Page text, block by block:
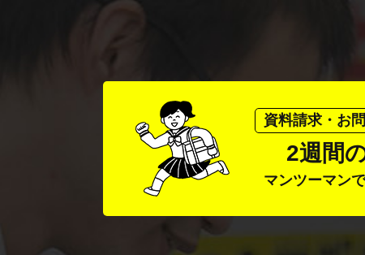
資料請求・お
2週間
マンツーマン